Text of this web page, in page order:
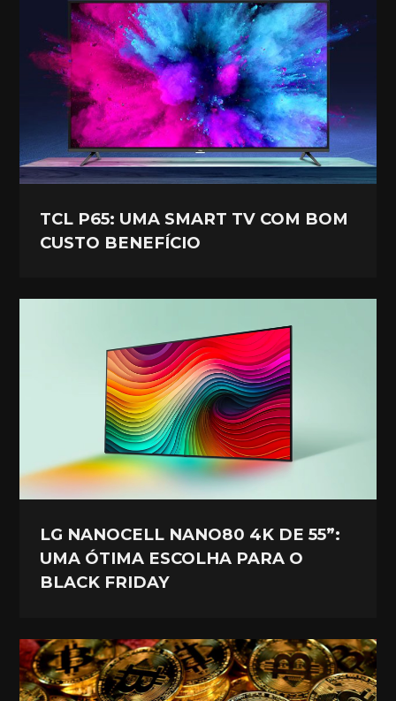
TCL P65: UMA SMART TV COM BOM
CUSTO BENEFÍCIO
LG NANOCELL NANO80 4K DE 55”:
UMA ÓTIMA ESCOLHA PARA O
BLACK FRIDAY